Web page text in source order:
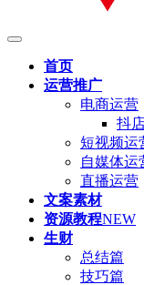
首页
运营推广
电商运营
抖
短视频运
自媒体运
直播运营
文案素材
资源教程NEW
生财
总结篇
技巧篇